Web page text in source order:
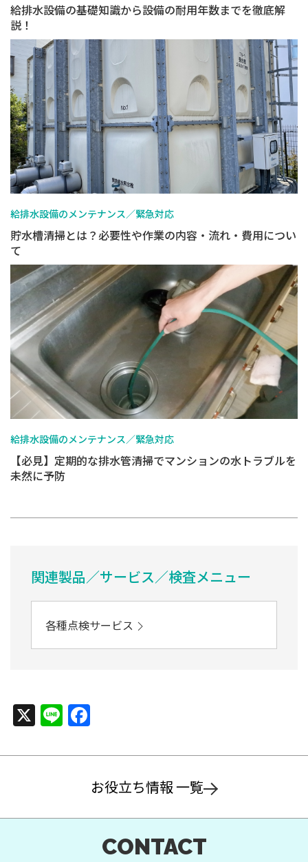
給排水設備の基礎知識から設備の耐用年数までを徹底解
説！
給排水設備のメンテナンス／緊急対応
貯水槽清掃とは？必要性や作業の内容・流れ・費用につい
て
給排水設備のメンテナンス／緊急対応
【必見】定期的な排水管清掃でマンションの水トラブルを
未然に予防
関連製品／サービス／検査メニュー
各種点検サービス
X Line
お役立ち情報 一覧
CONTACT